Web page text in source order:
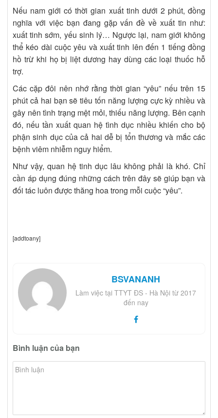
Nếu nam giới có thời gian xuất tinh dưới 2 phút, đồng
nghĩa với việc bạn đang gặp vấn đề về xuất tin như:
xuất tinh sớm, yếu sinh lý… Ngược lại, nam giới không
thể kéo dài cuộc yêu và xuất tinh lên đến 1 tiếng đồng
hồ trừ khi họ bị liệt dương hay dùng các loại thuốc hỗ
trợ.
Các cặp đôi nên nhớ rằng thời gian “yêu” nếu trên 15
phút cả hai bạn sẽ tiêu tốn năng lượng cực kỳ nhiều và
gây nên tình trạng mệt mỏi, thiếu năng lượng. Bên cạnh
đó, nếu tần xuất quan hệ tình dục nhiều khiến cho bộ
phận sinh dục của cả hai dễ bị tổn thương và mắc các
bệnh viêm nhiễm nguy hiểm.
Như vậy, quan hệ tinh dục lâu không phải là khó. Chỉ
cần áp dụng đúng những cách trên đây sẽ giúp bạn và
đối tác luôn được thăng hoa trong mỗi cuộc “yêu”.
[addtoany]
BSVANANH
Làm việc tại TTYT ĐS - Hà Nội từ 2017
đến nay
Bình luận của bạn